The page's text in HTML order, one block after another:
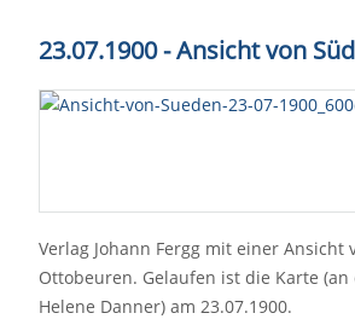
23.07.1900 - Ansicht von
Verlag Johann Fergg mit einer Ansicht
Ottobeuren. Gelaufen ist die Karte
Helene Danner) am 23.07.1900.